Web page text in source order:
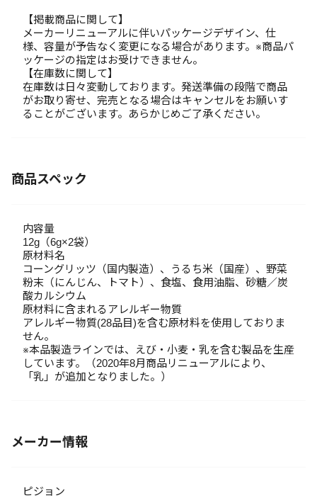
【掲載商品に関して】
メーカーリニューアルに伴いパッケージデザイン、仕
様、容量が予告なく変更になる場合があります。※商品パ
ッケージの指定はお受けできません。
【在庫数に関して】
在庫数は日々変動しております。発送準備の段階で商品
がお取り寄せ、完売となる場合はキャンセルをお願いす
ることがございます。あらかじめご了承ください。
商品スペック
内容量
12g（6g×2袋）
原材料名
コーングリッツ（国内製造）、うるち米（国産）、野菜
粉末（にんじん、トマト）、食塩、食用油脂、砂糖／炭
酸カルシウム
原材料に含まれるアレルギー物質
アレルギー物質(28品目)を含む原材料を使用しておりま
せん。
※本品製造ラインでは、えび・小麦・乳を含む製品を生産
しています。（2020年8月商品リニューアルにより、
「乳」が追加となりました。）
メーカー情報
ピジョン